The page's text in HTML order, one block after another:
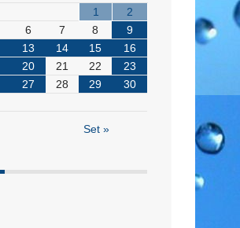
1
2
6 7 8
9
13 14 15
16
20 21 22
23
27 28 29
30
Set »